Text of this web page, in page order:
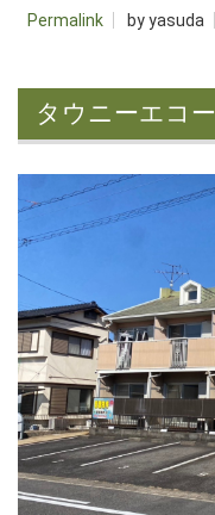
Permalink by yasuda
タウニーエコー